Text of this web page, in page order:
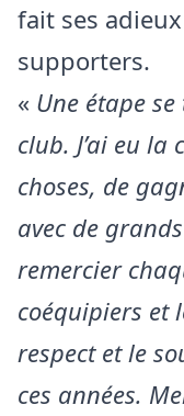
fait ses adieux
supporters.
« Une étape
club. J’ai eu la
choses, de
avec de
remercier
coéquipiers et
respect et le
ces années.